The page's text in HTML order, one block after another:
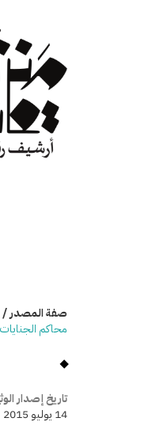
صفة المصدر /
محاكم الجنايات
تاريخ إصدار
14 يوليو 2015